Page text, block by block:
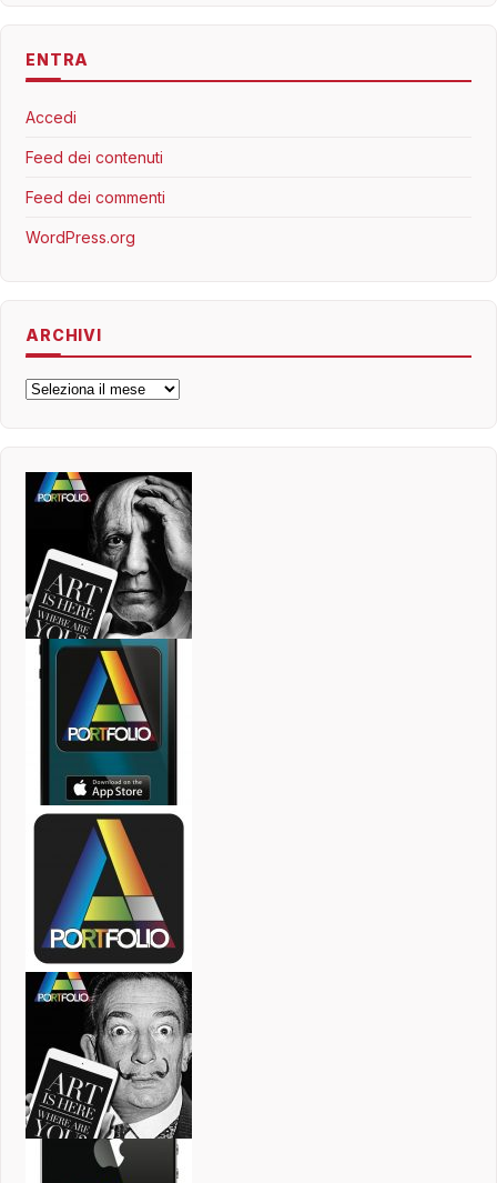
ENTRA
Accedi
Feed dei contenuti
Feed dei commenti
WordPress.org
ARCHIVI
Archivi